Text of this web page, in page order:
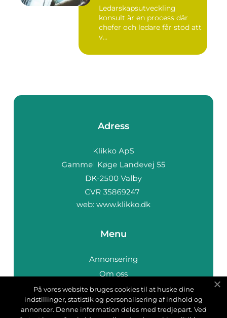
Ledarskapsutveckling
konsult är en process där
chefer och ledare får stöd att
v...
Adress
web: www.klikko.dk
Menu
Annonsering
Om oss
Cookies
Kontakta oss
På vores website bruges cookies til at huske dine
indstillinger, statistik og personalisering af indhold og
annoncer. Denne information deles med tredjepart. Ved